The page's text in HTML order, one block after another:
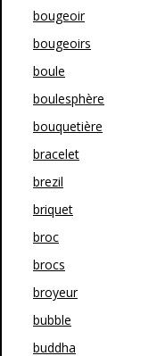
bougeoir
bougeoirs
boule
boulesphère
bouquetière
bracelet
brezil
briquet
broc
brocs
broyeur
bubble
buddha